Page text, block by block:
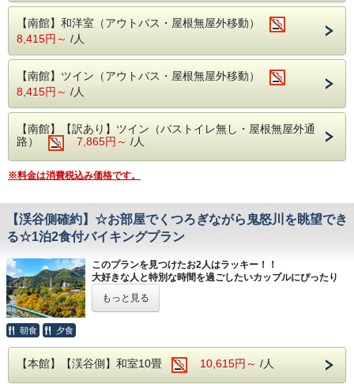
鬼怒川から車で約35分。
霧降の滝は上下に分かれていることで有名です！
ダイナミックな滝と美しい紅葉が一緒にお楽しみいただけ
栃木にはまだまだ有名な紅葉がご覧いただけるところは盛り
だくさん！
紅葉を満喫した後は、バイキングでお食事をお楽しみいただ
夕食バイキングはアルコール飲み放題となっております。
【温泉】
アルカリ性単純温泉のため、刺激が少なく子供や大人まで安
15：00～24：00、翌5：00～10：00
※サウナ15：00～21：00
【南館】和洋室（アウトバス・屋根無屋外移動）
8,415円～ /人
【南館】ツイン（アウトバス・屋根無屋外移動）
8,415円～ /人
【南館】【訳あり】ツイン（バストイレ無し・屋根無屋外通
路）
7,865円～ /人
※料金は消費税込み価格です。
【渓谷側確約】☆お部屋でくつろぎながら鬼怒川を眺望でき
る☆1泊2食付バイキングプラン
このプランを見つけたお2人はラッキー！！
大好きな人と特別な時間を過ごしたいカップルにぴったり
当ホテルの目の前には、雄大な鬼怒川が流れています。
しください。
もっと見る
朝食 夕食
【本館】【渓谷側】和室10畳 10,615円～ /人